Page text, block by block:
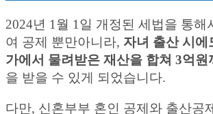
2024년 1월 1일 개정된 세법을 통
여 공제 뿐만아니라, 자녀 출산 시에
가에서 물려받은 재산을 합쳐 3억원
을 받을 수 있게 되었습니다.
다만, 신혼부부 혼인 공제와 출산공